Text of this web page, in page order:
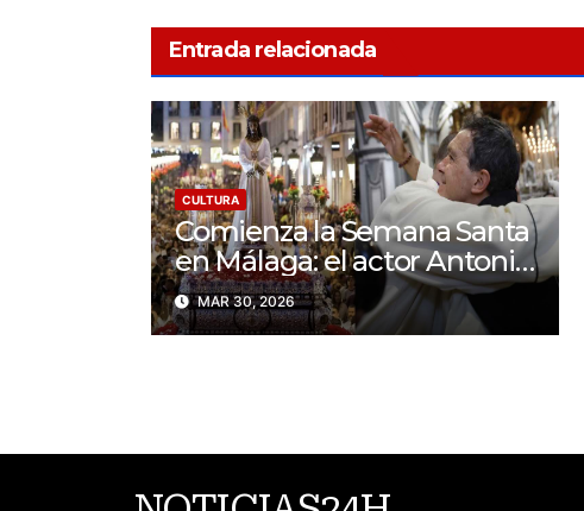
Entrada relacionada
CULTURA
Comienza la Semana Santa
en Málaga: el actor Antonio
Banderas se une a la
celebración
MAR 30, 2026